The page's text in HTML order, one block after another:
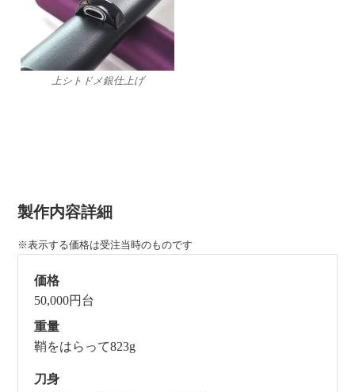
上シトドメ銀仕上げ
製作内容詳細
※表示する価格は受注当時のものです
価格
50,000円台
重量
鞘をはらって823g
刀身